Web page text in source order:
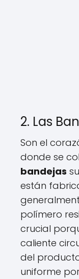
2. Las
Son el
donde se
bandejas
están
polímero
crucial
caliente
del
uniforme